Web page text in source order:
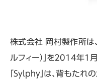
株式会社 岡村製作所は
ルフィー）」を2014年1
「Sylphy」は、背もた